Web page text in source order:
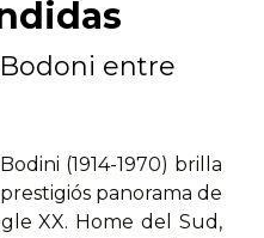
entre
(1914-1970) brilla
panorama de
XX. Home del Sud,